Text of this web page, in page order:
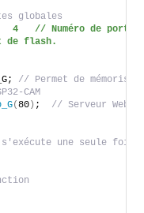
globales
4   // Numéro de port
de flash.
// Permet de mémoriser
CAM
(80 ) ; // Serveur Web
une seule fois: